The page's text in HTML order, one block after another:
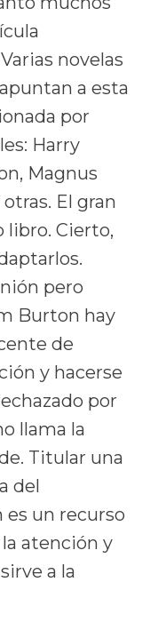
novelas
a esta
por
Harry
Magnus
El gran
libro. Cierto,
pero
Burton hay
de
y hacerse
por
llama la
Titular una
del
un recurso
atención y
a la